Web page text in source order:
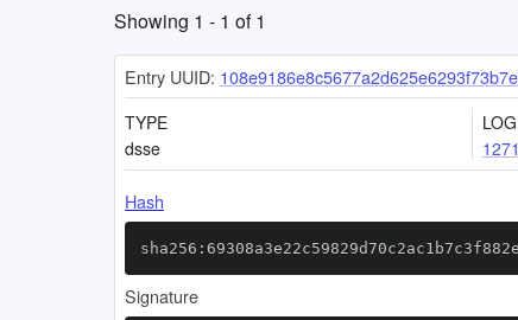
Showing 1 - 1 of1
Entry UUID:
TYPE
dsse
Hash
Signature